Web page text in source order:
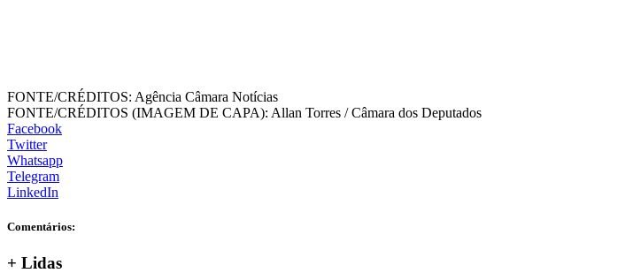
FONTE/CRÉDITOS: Agência Câmara Notícias
FONTE/CRÉDITOS (IMAGEM DE CAPA): Allan Torres / Câmara dos Deputados
Facebook
Twitter
Whatsapp
Telegram
LinkedIn
Comentários:
+ Lidas